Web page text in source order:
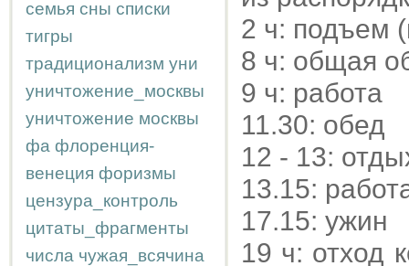
семья сны списки
тигры
традиционализм уни
уничтожение_москвы
уничтожение москвы
фа флоренция-
венеция форизмы
цензура_контроль
цитаты_фрагменты
числа чужая_всячина
2 ч: подъем
8 ч: общая
9 ч: работа
11.30: обед
12 - 13:
13.15:
17.15: ужин
19 ч: отход